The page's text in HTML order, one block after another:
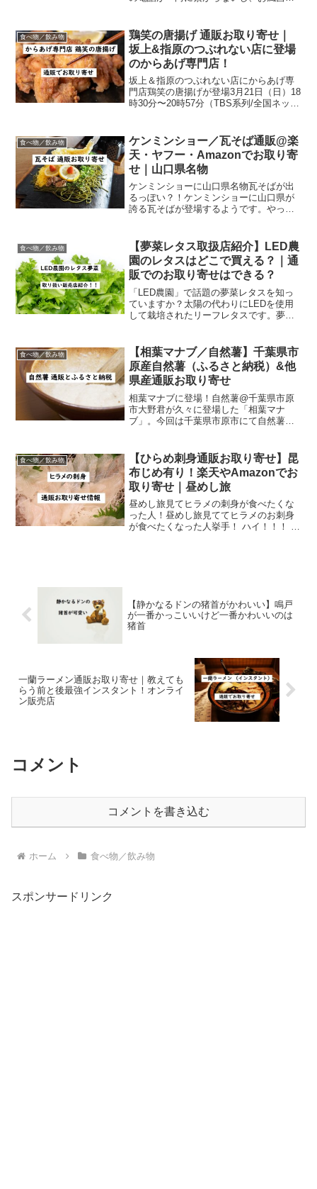
なかった上に今日は業者が入れ代わり立
ち代わりでもうクタクタ。...
食べ物／飲み物
鶏笑の唐揚げ 通販お取り寄せ｜
坂上&指原のつぶれない店に登場
のからあげ専門店！
坂上＆指原のつぶれない店にからあげ専
門店鶏笑の唐揚げが登場3月21日（日）18
時30分〜20時57分（TBS系列/全国ネッ
影したそうです。ぜひ、皆様ご覧くださ
い#鶏笑...
食べ物／飲み物
ケンミンショー／瓦そば通販@楽
天・ヤフー・Amazonでお取り寄
せ｜山口県名物
ケンミンショーに山口県名物瓦そばが出
るっぽい？！ケンミンショーに山口県が
誇る瓦そばが登場するようです。やっほ
なお店の通販情報ゲットからいきますよ
ーー。楽天、ヤフーショッ...
食べ物／飲み物
【夢菜レタス取扱店紹介】LED農
園のレタスはどこで買える？｜通
販でのお取り寄せはできる？
「LED農園」で話題の夢菜レタスを知っ
ていますか？太陽の代わりにLEDを使用
して栽培されたリーフレタスです。夢菜
注目を浴びています。ここでは、夢菜レ
タスの取扱店（実店舗...
食べ物／飲み物
【相葉マナブ／自然薯】千葉県市
原産自然薯（ふるさと納税）&他
県産通販お取り寄せ
相葉マナブに登場！自然薯@千葉県市原
市大野君が久々に登場した「相葉マナ
ブ」。今回は千葉県市原市にて自然薯掘
自然薯は、昭和60年に組織された「市原
市自然薯生産組合」が中心...
食べ物／飲み物
【ひらめ刺身通販お取り寄せ】昆
布じめ有り！楽天やAmazonでお
取り寄せ｜昼めし旅
昼めし旅見てヒラメの刺身が食べたくな
った人！昼めし旅見ててヒラメのお刺身
が食べたくなった人挙手！ ハイ！！！ ヒ
【静かなるドンの猪首がかわいい】鳴戸
が一番かっこいいけど一番かわいいのは
猪首
一蘭ラーメン通販お取り寄せ｜教えても
らう前と後最強インスタント！オンライ
ン販売店
コメント
コメントを書き込む
ホーム 食べ物／飲み物
スポンサードリンク